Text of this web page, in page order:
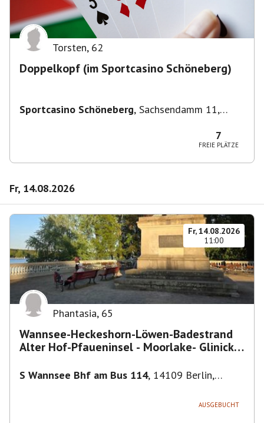
Torsten, 62
Doppelkopf (im Sportcasino Schöneberg)
Sportcasino Schöneberg, Sachsendamm 11,
7
FREIE PLÄTZE
Fr, 14.08.2026
Fr, 14.08.2026
11:00
Phantasia, 65
Wannsee-Heckeshorn-Löwen-Badestrand
Alter Hof-Pfaueninsel - Moorlake- Glinicker
S Wannsee Bhf am Bus 114, 14109 Berlin,
AUSGEBUCHT